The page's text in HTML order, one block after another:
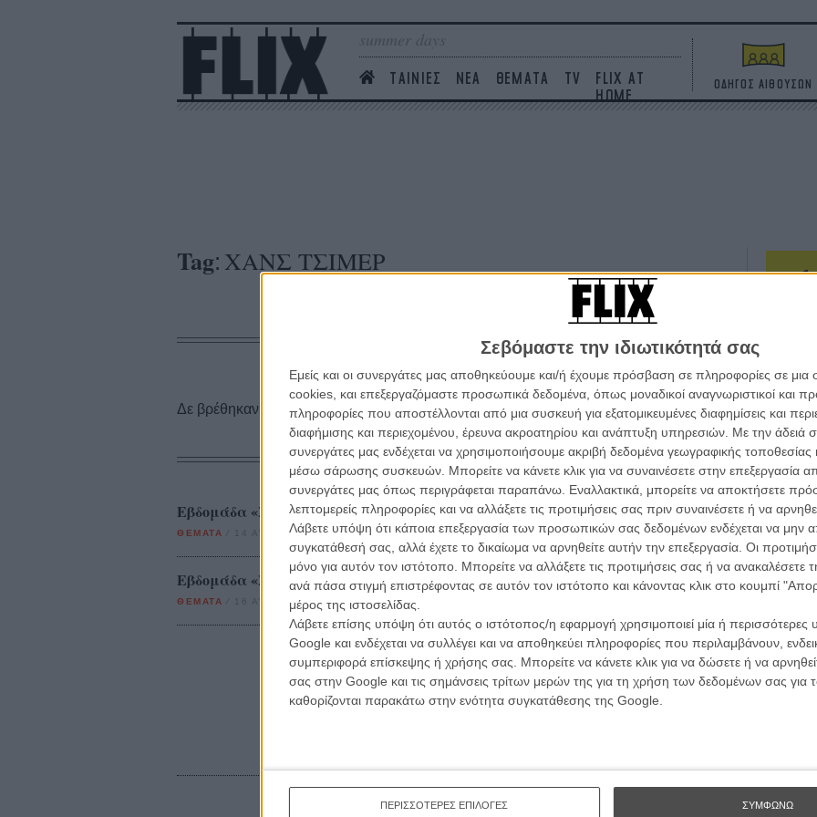
Σεβόμαστε την ιδιωτικότητά σας
Εμείς και οι συνεργάτες μας αποθηκεύουμε και/ή έχουμε πρόσβαση σε πληροφορίες σε
cookies, και επεξεργαζόμαστε προσωπικά δεδομένα, όπως μοναδικοί αναγνωριστικοί και
πληροφορίες που αποστέλλονται από μια συσκευή για εξατομικευμένες διαφημίσεις και
διαφήμισης και περιεχομένου, έρευνα ακροατηρίου και ανάπτυξη υπηρεσιών. Με την άδειά
συνεργάτες μας ενδέχεται να χρησιμοποιήσουμε ακριβή δεδομένα γεωγραφικής τοποθεσίας
μέσω σάρωσης συσκευών. Μπορείτε να κάνετε κλικ για να συναινέσετε στην επεξεργασία
συνεργάτες μας όπως περιγράφεται παραπάνω. Εναλλακτικά, μπορείτε να αποκτήσετε
λεπτομερείς πληροφορίες και να αλλάξετε τις προτιμήσεις σας πριν συναινέσετε ή να
Λάβετε υπόψη ότι κάποια επεξεργασία των προσωπικών σας δεδομένων ενδέχεται να μην
συγκατάθεσή σας, αλλά έχετε το δικαίωμα να αρνηθείτε αυτήν την επεξεργασία. Οι
μόνο για αυτόν τον ιστότοπο. Μπορείτε να αλλάξετε τις προτιμήσεις σας ή να ανακαλέσετε
ανά πάσα στιγμή επιστρέφοντας σε αυτόν τον ιστότοπο και κάνοντας κλικ στο κουμπί
μέρος της ιστοσελίδας.
Λάβετε επίσης υπόψη ότι αυτός ο ιστότοπος/η εφαρμογή χρησιμοποιεί μία ή περισσότερες
Google και ενδέχεται να συλλέγει και να αποθηκεύει πληροφορίες που περιλαμβάνουν,
συμπεριφορά επίσκεψης ή χρήσης σας. Μπορείτε να κάνετε κλικ για να δώσετε ή να
σας στην Google και τις σημάνσεις τρίτων μερών της για τη χρήση των δεδομένων σας
καθορίζονται παρακάτω στην ενότητα συγκατάθεσης της Google.
ΠΕΡΙΣΣΟΤΕΡΕΣ ΕΠΙΛΟΓΕΣ ΣΥΜΦΩΝΩ
summer days
ΤΑΙΝΙΕΣ ΝΕΑ ΘΕΜΑΤΑ TV
FLIX AT
HOME
ΟΔΗΓΟΣ ΑΙΘΟΥΣΩΝ
Tag: ΧΑΝΣ ΤΣΙΜΕΡ
ΤΑΙΝΙΕΣ
Δε βρέθηκαν σχετικές κριτικές ταινιών.
ΑΡΘΡΑ
Εβδομάδα «Σκοτεινός Ιππότης: Η Επιστροφή»: Το soundtrack!
ΘΕΜΑΤΑ 14 ΑΥΓ 2012/ Μανώλης Κρανάκης
Εβδομάδα «Σκοτεινός Ιππότης: Η Επιστροφή»: Τα πολλά πρόσωπα του Batman!
ΘΕΜΑΤΑ 16 ΑΥΓ 2012/ Μανώλης Κρανάκης
Βιμ
Η
σε
Εγγράψου